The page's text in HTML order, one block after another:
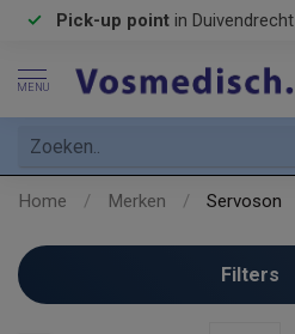
Pick-up point in Duivendrecht
MENU
Home / Merken / Servoson
Filters